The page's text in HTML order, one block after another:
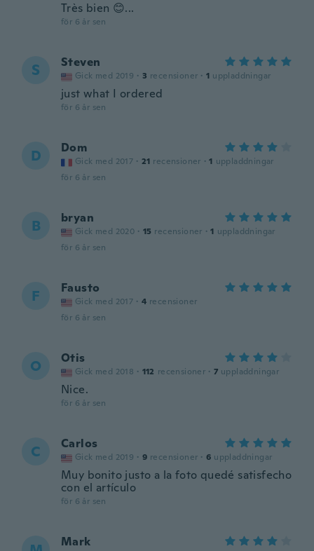
Très bien 😊...
för 6 år sen
S Steven
Gick med 2019 · 3 recensioner · 1 uppladdningar
just what I ordered
för 6 år sen
D Dom
Gick med 2017 · 21 recensioner · 1 uppladdningar
för 6 år sen
B bryan
Gick med 2020 · 15 recensioner · 1 uppladdningar
för 6 år sen
F Fausto
Gick med 2017 · 4 recensioner
för 6 år sen
O Otis
Gick med 2018 · 112 recensioner · 7 uppladdningar
Nice.
för 6 år sen
C Carlos
Gick med 2019 · 9 recensioner · 6 uppladdningar
Muy bonito justo a la foto quedé satisfecho
con el artículo
för 6 år sen
Mark